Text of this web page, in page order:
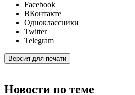
Facebook
ВКонтакте
Одноклассники
Twitter
Telegram
Версия для печати
Новости по теме